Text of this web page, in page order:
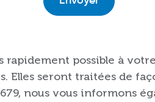
rapidement possible à
Elles seront traitées de
nous vous informons